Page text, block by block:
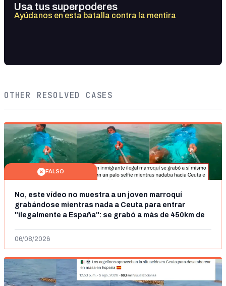
Usa tus superpoderes
Ayúdanos en esta batalla contra la mentira
OTHER RESOLVED CASES
FALSO
No, este vídeo no muestra a un joven marroquí
grabándose mientras nada a Ceuta para entrar
"ilegalmente a España": se grabó a más de 450km de
06/08/2026